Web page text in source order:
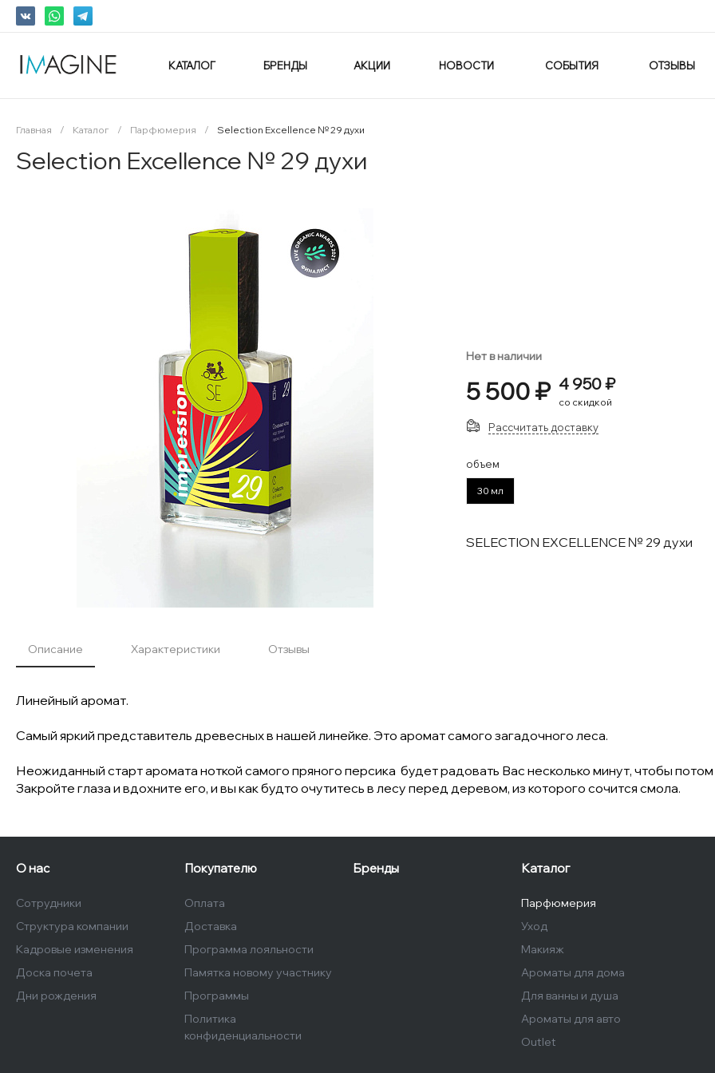
КАТАЛОГ БРЕНДЫ АКЦИИ НОВОСТИ СОБЫТИЯ ОТЗЫВЫ
Главная / Каталог / Парфюмерия / Selection Excellence № 29 духи
Selection Excellence № 29 духи
Нет в наличии
5 500 ₽ 4 950 ₽
со скидкой
Рассчитать доставку
объем
30 мл
SELECTION EXCELLENCE № 29 духи
Описание Характеристики Отзывы
Линейный аромат.
Самый яркий представитель древесных в нашей линейке. Это аромат самого загадочного леса.
Неожиданный старт аромата ноткой самого пряного персика будет радовать Вас несколько минут, чтобы
Закройте глаза и вдохните его, и вы как будто очутитесь в лесу перед деревом, из которого сочится смола.
О нас
Сотрудники
Структура компании
Кадровые изменения
Доска почета
Дни рождения
Покупателю
Оплата
Доставка
Программа лояльности
Памятка новому участнику
Программы
Политика
конфиденциальности
Бренды Каталог
Парфюмерия
Уход
Макияж
Ароматы для дома
Для ванны и душа
Ароматы для авто
Outlet